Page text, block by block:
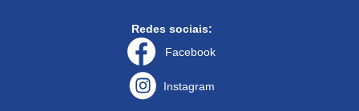
Redes sociais:
Facebook
Instagram